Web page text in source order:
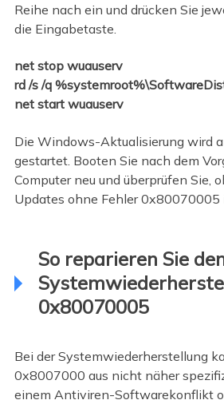
Reihe nach ein und drücken Sie
die Eingabetaste.
net stop wuauserv
rd /s /q
net start wuauserv
Die Windows-Aktualisierung wird
gestartet. Booten Sie nach dem
Computer neu und überprüfen Sie,
Updates ohne Fehler 0x80070005
So reparieren Sie
0x80070005
Bei der Systemwiederherstellung
0x8007000 aus nicht näher
einem Antiviren-Softwarekonflikt